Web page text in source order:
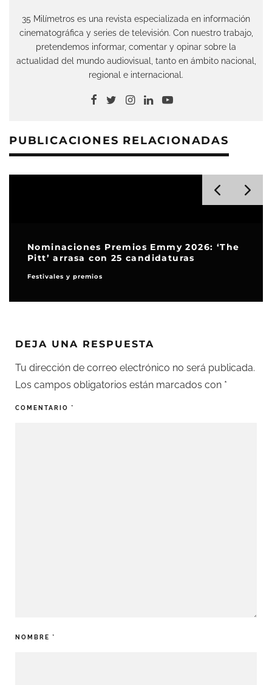
35 Milímetros es una revista especializada en información
cinematográfica y series de televisión. Con nuestro trabajo,
pretendemos informar, comentar y opinar sobre la
actualidad del mundo audiovisual, tanto en ámbito nacional,
regional e internacional.
PUBLICACIONES RELACIONADAS
Nominaciones Premios Emmy 2026: ‘The
Pitt’ arrasa con 25 candidaturas
Festivales y premios
DEJA UNA RESPUESTA
Tu dirección de correo electrónico no será publicada.
Los campos obligatorios están marcados con *
COMENTARIO *
NOMBRE *